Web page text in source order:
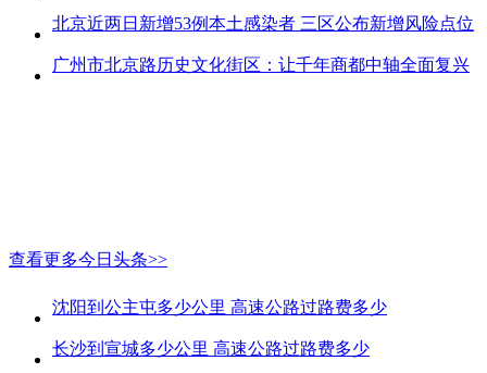
北京近两日新增53例本土感染者 三区公布新增风险点位
广州市北京路历史文化街区：让千年商都中轴全面复兴
查看更多今日头条>>
沈阳到公主屯多少公里 高速公路过路费多少
长沙到宣城多少公里 高速公路过路费多少